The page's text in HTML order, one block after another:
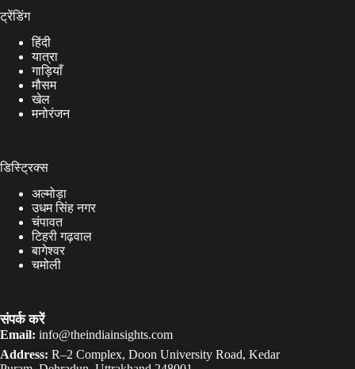
ट्रेंडिंग
हिंदी
यात्रा
गाड़ियाँ
मौसम
खेल
मनोरंजन
डिस्ट्रिक्स
अल्मोड़ा
उधम सिंह नगर
चंपावत
टिहरी गढ़वाल
बागेश्वर
चमोली
संपर्क करें
Email: info@theindiainsights.com
Address: R–2 Complex, Doon University Road, Kedar